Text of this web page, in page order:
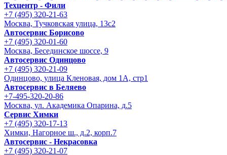
Техцентр - Фили
+7 (495) 320-21-63
Москва, Тучковская улица, 13с2
Автосервис Борисово
+7 (495) 320-01-60
Москва, Бесединское шоссе, 9
Автосервис Одинцово
+7 (495) 320-21-09
Одинцово, улица Кленовая, дом 1А, стр1
Автосервис в Беляево
+7-495-320-20-86
Москва, ул. Академика Опарина, д.5
Сервис Химки
+7 (495) 320-17-13
Химки, Нагорное ш., д.2, корп.7
Автосервис - Некрасовка
+7 (495) 320-21-07